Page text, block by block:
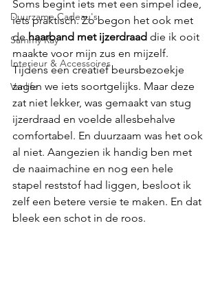
Duurzame Cadeau's
Sammy Ray
Interieur & Accessoires
Vanlife
Soms begint iets met een simpel idee,
iets praktisch. Zo begon het ook met
de haarband met ijzerdraad die ik ooit
maakte voor mijn zus en mijzelf.
Tijdens een creatief beursbezoekje
zagen we iets soortgelijks. Maar deze
zat niet lekker, was gemaakt van stug
ijzerdraad en voelde allesbehalve
comfortabel. En duurzaam was het ook
al niet. Aangezien ik handig ben met
de naaimachine en nog een hele
stapel reststof had liggen, besloot ik
zelf een betere versie te maken. En dat
bleek een schot in de roos.